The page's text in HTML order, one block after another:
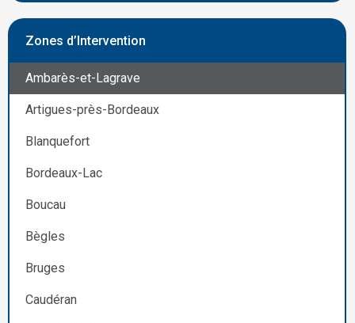
Zones d’Intervention
Ambarès-et-Lagrave
Artigues-près-Bordeaux
Blanquefort
Bordeaux-Lac
Boucau
Bègles
Bruges
Caudéran